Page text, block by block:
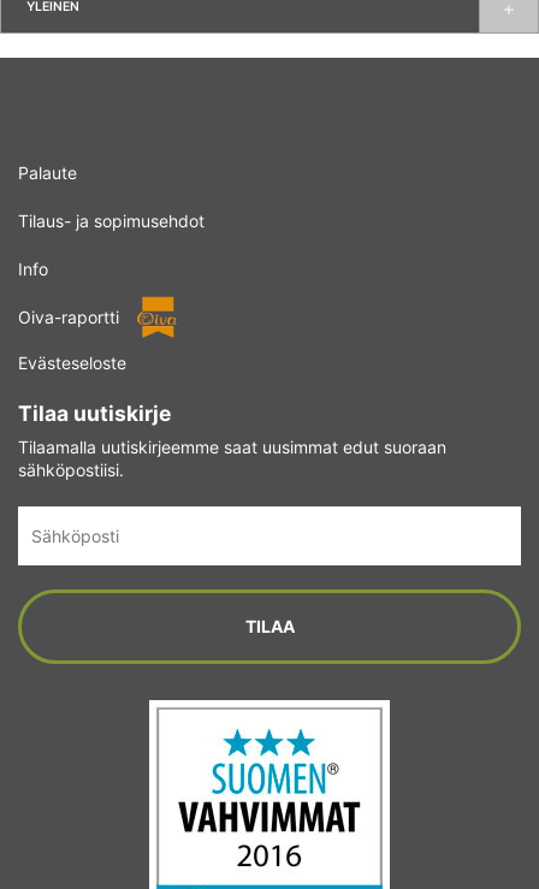
YLEINEN
Palaute
Tilaus- ja sopimusehdot
Info
Oiva-raportti
Evästeseloste
Tilaa uutiskirje
Tilaamalla uutiskirjeemme saat uusimmat edut suoraan
sähköpostiisi.